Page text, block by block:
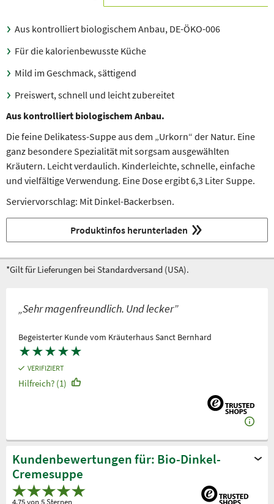
Aus kontrolliert biologischem Anbau, DE-ÖKO-006
Für die kalorienbewusste Küche
Mild im Geschmack, sättigend
Preiswert, schnell und leicht zubereitet
Aus kontrolliert biologischem Anbau.
Die feine Delikatess-Suppe aus dem „Urkorn“ der Natur. Eine
ganz besondere Spezialität mit sorgsam ausgewählten
Kräutern. Leicht verdaulich. Kinderleichte, schnelle, einfache
und vielfältige Verwendung. Eine Dose ergibt 6,3 Liter Suppe.
Serviervorschlag: Mit Dinkel-Backerbsen.
Produktinfos herunterladen
*Gilt für Lieferungen bei Standardversand (USA).
„Sehr magenfreundlich. Und lecker”
Begeisterter Kunde vom Kräuterhaus Sanct Bernhard
★★★★★
VERIFIZIERT
Hilfreich? (1)
Kundenbewertungen für: Bio-Dinkel-
Cremesuppe
4.75 von 5 Sternen